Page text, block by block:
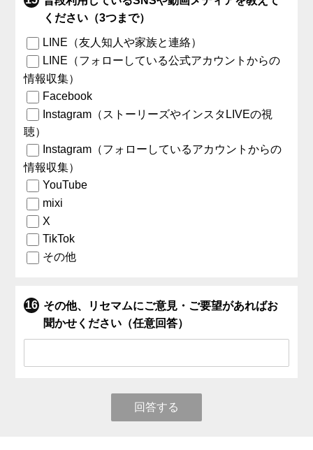
ください（3つまで）
LINE（友人知人や家族と連絡）
LINE（フォローしている公式アカウントからの
情報収集）
Facebook
Instagram（ストーリーズやインスタLIVEの視
聴）
Instagram（フォローしているアカウントからの
情報収集）
YouTube
mixi
X
TikTok
その他
その他、リセマムにご意見・ご要望があればお
聞かせください（任意回答）
回答する